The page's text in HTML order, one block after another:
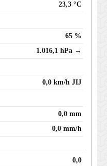
23,3 °C
65 %
1.016,1 hPa →
0,0 km/h JIJ
0,0 mm
0,0 mm/h
0,0